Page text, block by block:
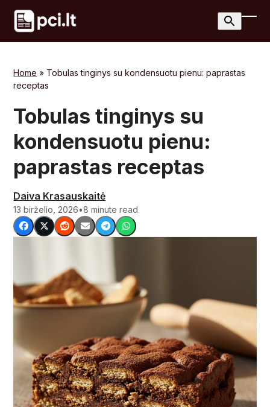
Skip
content
Home » Tobulas tinginys su kondensuotu pienu: paprastas
receptas
Tobulas tinginys su
kondensuotu pienu:
paprastas receptas
Daiva Krasauskaitė
13 birželio, 2026•8 minute read